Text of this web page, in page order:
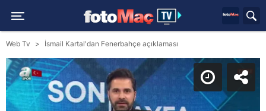
Web Tv İsmail Kartal'dan Fenerbahçe açıklaması